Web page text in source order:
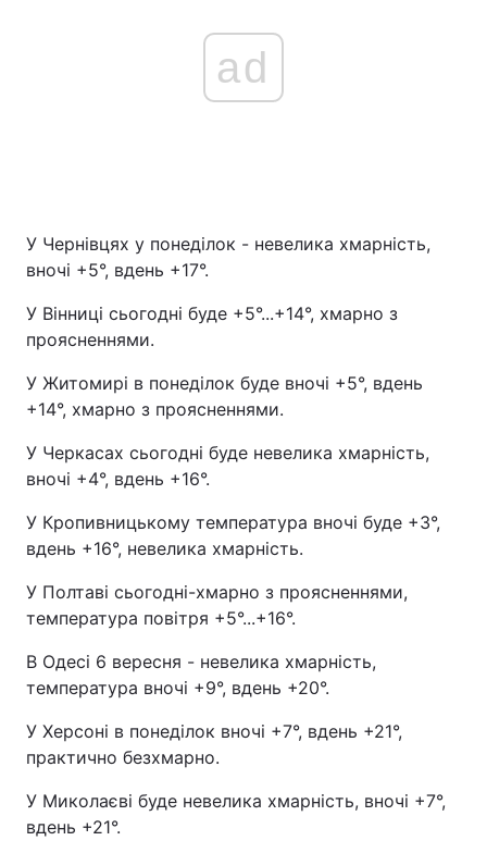
ad
У Чернівцях у понеділок - невелика хмарність,
вночі +5°, вдень +17°.
У Вінниці сьогодні буде +5°...+14°, хмарно з
проясненнями.
У Житомирі в понеділок буде вночі +5°, вдень
+14°, хмарно з проясненнями.
У Черкасах сьогодні буде невелика хмарність,
вночі +4°, вдень +16°.
У Кропивницькому температура вночі буде +3°,
вдень +16°, невелика хмарність.
У Полтаві сьогодні-хмарно з проясненнями,
температура повітря +5°...+16°.
В Одесі 6 вересня - невелика хмарність,
температура вночі +9°, вдень +20°.
У Херсоні в понеділок вночі +7°, вдень +21°,
практично безхмарно.
У Миколаєві буде невелика хмарність, вночі +7°,
вдень +21°.